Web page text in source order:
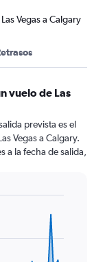
Vegas a Calgary
vuelo de Las
prevista es el
Vegas a Calgary.
a la fecha de salida,